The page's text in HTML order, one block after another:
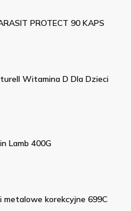
PROTECT 90 KAPS
Witamina D Dla Dzieci
Lamb 400G
korekcyjne 699C